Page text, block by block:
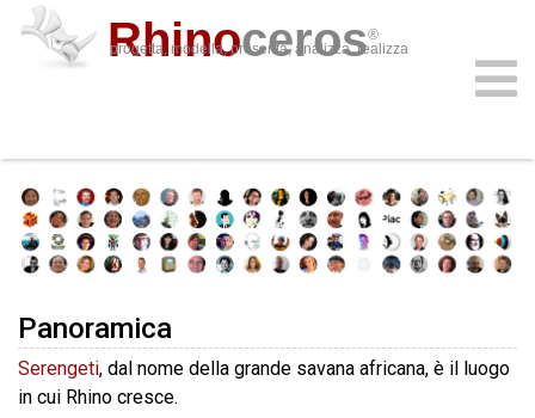
Rhinoceros®
progetta, modella, presenta, analizza, realizza
acquista
download
formazione
funzionalità
supporto
plug-in
accedi
Panoramica
Serengeti, dal nome della grande savana africana, è il luogo
in cui Rhino cresce.